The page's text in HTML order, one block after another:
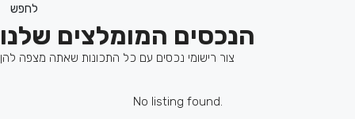
לחפש
הנכסים המומלצים שלנו
צור רישומי נכסים עם כל התכונות שאתה מצפה להן
No listing found.